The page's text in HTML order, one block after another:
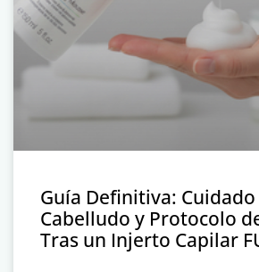
Guía Definitiva:
Cabelludo y Protocolo
Tras un Injerto Capilar